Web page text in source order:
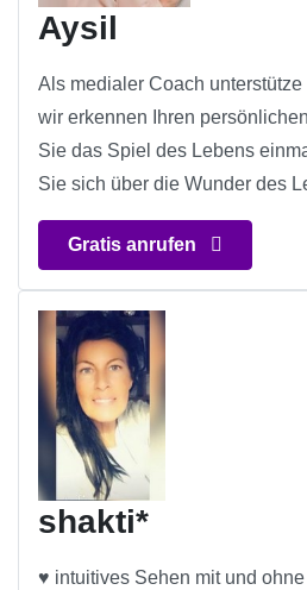
Aysil
Als medialer Coach
wir erkennen Ihren
Sie das Spiel des Lebens
Sie sich über die Wunder des
Gratis anrufen
shakti*
♥ intuitives Sehen mit und